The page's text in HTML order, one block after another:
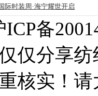
际时装周·海宁耀世开启
备
仅分享
核实！